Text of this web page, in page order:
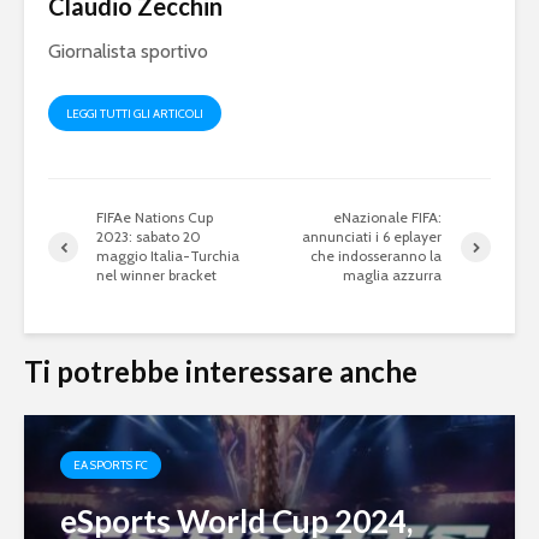
Claudio Zecchin
Giornalista sportivo
LEGGI TUTTI GLI ARTICOLI
FIFAe Nations Cup
2023: sabato 20
maggio Italia-Turchia
nel winner bracket
eNazionale FIFA:
annunciati i 6 eplayer
che indosseranno la
maglia azzurra
Ti potrebbe interessare anche
EA SPORTS FC
eSports World Cup 2024,
squadra per la
eSerie A
eFootball 2024: a
metà settembre la
Fortnite: Bugha
vince 3 milioni di
Fifa 20: Cristiano
Cup: a
eSports: